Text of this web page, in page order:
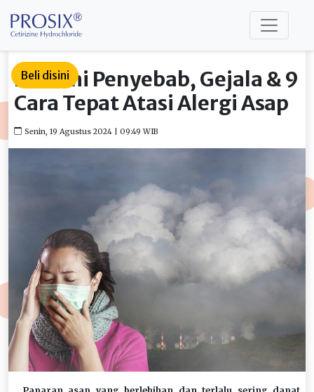
Beli disini
Pahami Penyebab, Gejala & 9
Cara Tepat Atasi Alergi Asap
Senin, 19 Agustus 2024 | 09:49 WIB